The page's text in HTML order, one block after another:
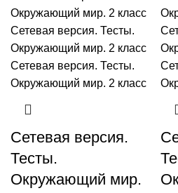
Сетевая версия.
Тесты.
Окружающий мир.